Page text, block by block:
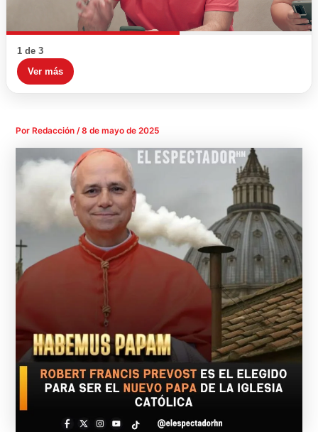
1 de 3
Ver más
Por Redacción/8 de mayo de 2025